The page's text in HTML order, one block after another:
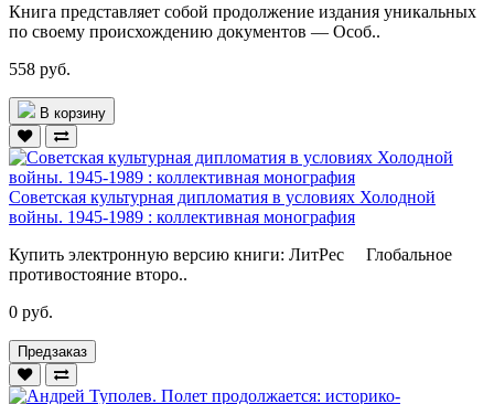
Книга представляет собой продолжение издания уникальных
по своему происхождению документов — Особ..
558 руб.
В корзину
Советская культурная дипломатия в условиях Холодной
войны. 1945-1989 : коллективная монография
Купить электронную версию книги: ЛитРес Глобальное
противостояние второ..
0 руб.
Предзаказ